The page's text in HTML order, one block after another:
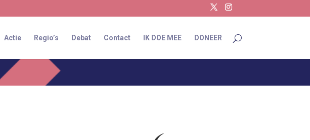
Actie Regio’s Debat Contact IK DOE MEE DONEER